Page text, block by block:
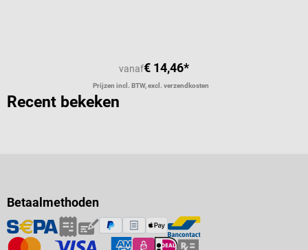
vanaf€ 14,46*
Prijzen incl. BTW, excl. verzendkosten
Recent bekeken
Betaalmethoden